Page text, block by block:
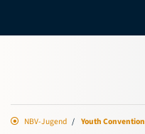
NBV-Jugend Youth Convention
Aktuelles